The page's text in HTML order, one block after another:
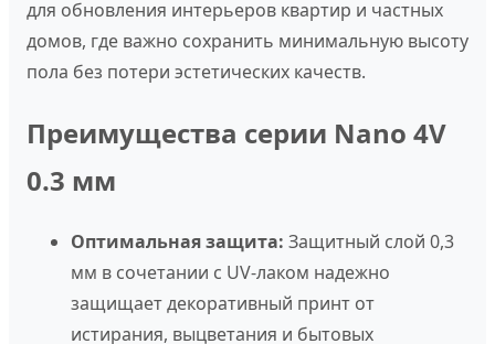
для обновления интерьеров квартир и частных
домов, где важно сохранить минимальную высоту
пола без потери эстетических качеств.
Преимущества серии Nano 4V
0.3 мм
Оптимальная защита: Защитный слой 0,3
мм в сочетании с UV-лаком надежно
защищает декоративный принт от
истирания, выцветания и бытовых